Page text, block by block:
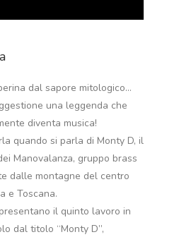
dal sapore mitologico…
una leggenda che
diventa musica!
quando si parla di Monty D, il
Manovalanza, gruppo brass
dalle montagne del centro
e Toscana.
il quinto lavoro in
dal titolo “Monty D”,